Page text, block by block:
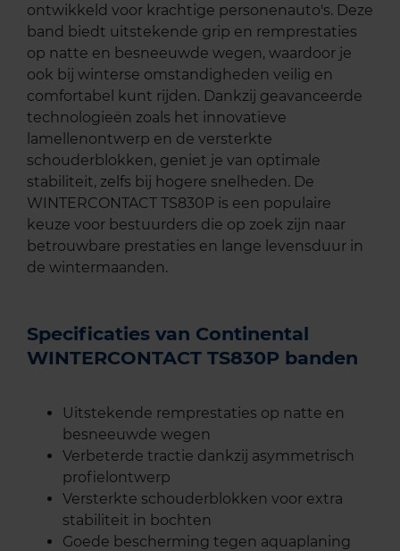
ontwikkeld voor krachtige personenauto's. Deze
band biedt uitstekende grip en remprestaties
op natte en besneeuwde wegen, waardoor je
ook bij winterse omstandigheden veilig en
comfortabel kunt rijden. Dankzij geavanceerde
technologieën zoals het innovatieve
lamellenontwerp en de versterkte
schouderblokken, geniet je van optimale
stabiliteit, zelfs bij hogere snelheden. De
WINTERCONTACT TS830P is een populaire
keuze voor bestuurders die op zoek zijn naar
betrouwbare prestaties en lange levensduur in
de wintermaanden.
Specificaties van Continental
WINTERCONTACT TS830P banden
Uitstekende remprestaties op natte en
besneeuwde wegen
Verbeterde tractie dankzij asymmetrisch
profielontwerp
Versterkte schouderblokken voor extra
stabiliteit in bochten
Goede bescherming tegen aquaplaning